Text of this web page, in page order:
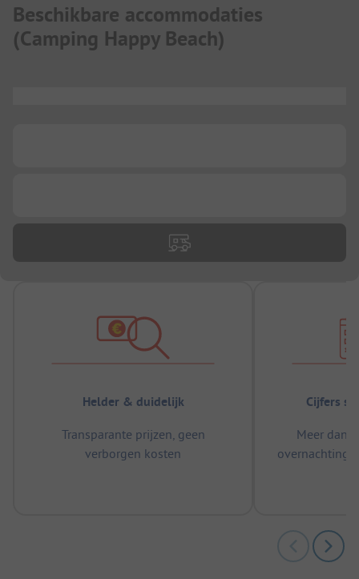
Beschikbare accommodaties
(Camping Happy Beach)
Helder & duidelijk
Transparante prijzen, geen
verborgen kosten
Cijfers
Meer dan